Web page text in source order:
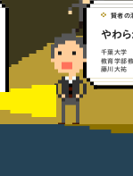
賢者の洞
やわら
千葉大学
教育学部教
藤川大祐